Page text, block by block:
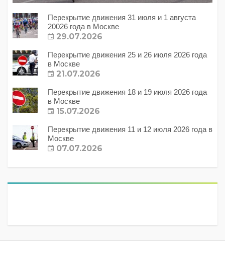
Перекрытие движения 31 июля и 1 августа
20026 года в Москве
29.07.2026
Перекрытие движения 25 и 26 июля 2026 года
в Москве
21.07.2026
Перекрытие движения 18 и 19 июля 2026 года
в Москве
15.07.2026
Перекрытие движения 11 и 12 июля 2026 года в
Москве
07.07.2026